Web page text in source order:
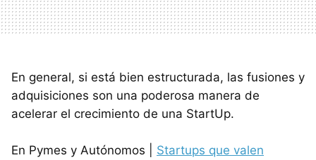
En general, si está bien estructurada, las fusiones y
adquisiciones son una poderosa manera de
acelerar el crecimiento de una StartUp.
En Pymes y Autónomos | Startups que valen